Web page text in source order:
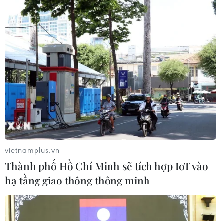
trị hóa Dự án dòng chảy phương Bắc 2. Trước
đó, Thủ tướng Đức Angela Merkel cũng khẳng
định Berlin ủng hộ dự án thương mại này để
tăng nguồn cùng khí đốt của Nga vào thị trường
châu Âu. Bà Merkel cũng nhấn mạnh đây là một
dự án châu Âu, phục vụ lợi ích của châu lục
này./.
(TTXVN/Vietnam+)
vietnamplus.vn
Thành phố Hồ Chí Minh sẽ tích hợp IoT vào
hạ tầng giao thông thông minh